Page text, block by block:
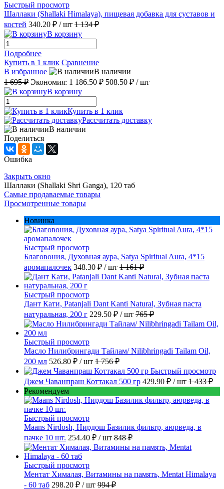
Быстрый просмотр
Шаллаки (Shallaki Himalaya), пищевая добавка для суставов и
костей 340.20 ₽ / шт 1 134 ₽
В корзину
Подробнее
Купить в 1 клик Сравнение
В избранное
В наличии
1 695 ₽ Экономия: 1 186.50 ₽ 508.50 ₽ / шт
В корзину
Купить в 1 клик
Рассчитать доставку
В наличии
Поделиться
Ошибка
Закрыть окно
Шаллаки (Shallaki Shri Ganga), 120 таб
Самые продаваемые товары
Просмотренные товары
Новинка
Быстрый просмотр
Благовония, Духовная аура, Satya Spiritual Aura, 4*15
аромапалочек 348.30 ₽ / шт 1 161 ₽
Быстрый просмотр
Дант Кати, Patanjali Dant Kanti Natural, Зубная паста
натуральная, 200 г 229.50 ₽ / шт 765 ₽
Быстрый просмотр
Масло Нилибрингади Тайлам/ Nilibhringadi Tailam Oil,
200 мл 526.80 ₽ / шт 1 756 ₽
Быстрый просмотр
Джем Чаванпраш Коттакал 500 гр 429.90 ₽ / шт 1 433 ₽
Рекомендуем
Быстрый просмотр
Maans Nirdosh, Нирдош Базилик фильтр, аюрведа, в
пачке 10 шт. 254.40 ₽ / шт 848 ₽
Быстрый просмотр
Ментат Хималая, Витамины на память, Mentat Himalaya
- 60 таб 298.20 ₽ / шт 994 ₽